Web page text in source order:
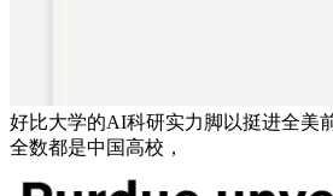
好比大学的AI科研实力脚以挺进全美
全数都是中国高校，